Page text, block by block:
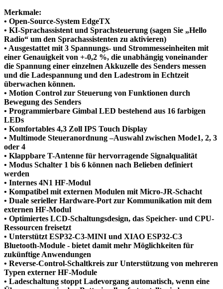
Merkmale:
• Open-Source-System EdgeTX
• KI-Sprachassistent und Sprachsteuerung (sagen Sie „Hello
Radio“ um den Sprachassistenten zu aktivieren)
• Ausgestattet mit 3 Spannungs- und Strommesseinheiten mit
einer Genauigkeit von +-0,2 %, die unabhängig voneinander
die Spannung einer einzelnen Akkuzelle des Senders messen
und die Ladespannung und den Ladestrom in Echtzeit
überwachen können.
• Motion Control zur Steuerung von Funktionen durch
Bewegung des Senders
• Programmierbare Gimbal LED bestehend aus 16 farbigen
LEDs
• Komfortables 4,3 Zoll IPS Touch Display
• Multimode Steueranordnung –Auswahl zwischen Mode1, 2, 3
oder 4
• Klappbare T-Antenne für hervorragende Signalqualität
• Modus Schalter 1 bis 6 können nach Belieben definiert
werden
• Internes 4N1 HF-Modul
• Kompatibel mit externen Modulen mit Micro-JR-Schacht
• Duale serieller Hardware-Port zur Kommunikation mit dem
externen HF-Modul
• Optimiertes LCD-Schaltungsdesign, das Speicher- und CPU-
Ressourcen freisetzt
• Unterstützt ESP32-C3-MINI und XIAO ESP32-C3
Bluetooth-Module - bietet damit mehr Möglichkeiten für
zukünftige Anwendungen
• Reverse-Control-Schaltkreis zur Unterstützung von mehreren
Typen externer HF-Module
• Ladeschaltung stoppt Ladevorgang automatisch, wenn eine